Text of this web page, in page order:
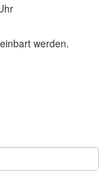
werden.